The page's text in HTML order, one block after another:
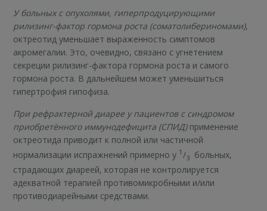
У больных с опухолями, гиперпродуцирующими
рилизинг-фактор гормона роста (соматолибериномами),
октреотид уменьшает выраженность симптомов
акромегалии. Это, очевидно, связано с угнетением
секреции рилизинг-фактора гормона роста и самого
гормона роста. В дальнейшем может уменьшиться
гипертрофия гипофиза.
При рефрактерной диарее у пациентов с синдромом
приобретённого иммунодефицита (СПИД)применение
октреотида приводит к полной или частичной
нормализации испражнений примерно у 1 /3 больных,
страдающих диареей, которая не контролируется
адекватной терапией противомикробными и/или
противодиарейными средствами.